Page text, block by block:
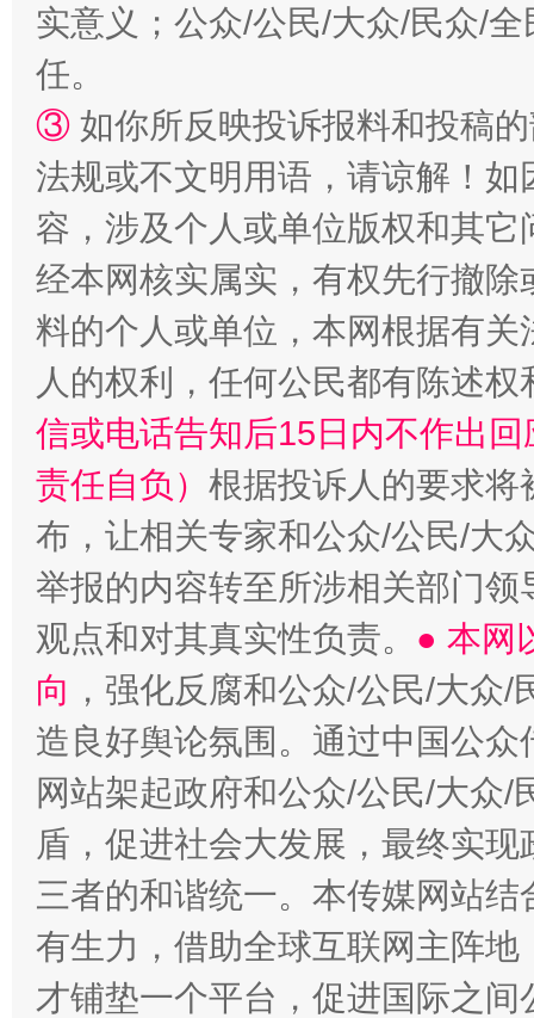
实意义；公众/公民/大众/民众/
任。
③ 如你所反映投诉报料和投稿
法规或不文明用语，请谅解！
容，涉及个人或单位版权和其它
经本网核实属实，有权先行撤
料的个人或单位，本网根据有
人的权利，任何公民都有陈述
信或电话告知后15日内不作出
责任自负） 根据投诉人的要求将
布，让相关专家和公众/公民/大
举报的内容转至所涉相关部门
观点和对其真实性负责。 ● 本网
向 ，强化反腐和公众/公民/大众
造良好舆论氛围。通过中国公
网站架起政府和公众/公民/大众
盾，促进社会大发展，最终实
三者的和谐统一。本传媒网站
有生力，借助全球互联网主阵
才铺垫一个平台，促进国际之